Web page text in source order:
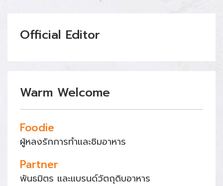
Official Editor
Warm Welcome
Foodie
ผู้หลงรักการทำและชิมอาหาร
Partner
พันธมิตร และแบรนด์วัตถุดิบอาหาร